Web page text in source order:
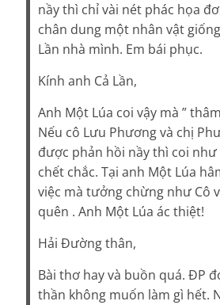
nầy thì chỉ vài nét phác họa
chân dung một nhân vật
Lần nhà mình. Em bái phục.
Kính anh Cả Lần,
Anh Một Lúa coi vậy mà ”
Nếu cô Lưu Phương và chị
được phản hồi nầy thì coi như
chết chắc. Tại anh Một Lúa
việc mà tưởng chừng như Cô
quên . Anh Một Lúa ác thiệt!
Hải Đường thân,
Bài thơ hay và buồn quá. ĐP
thần không muốn làm gì hết.